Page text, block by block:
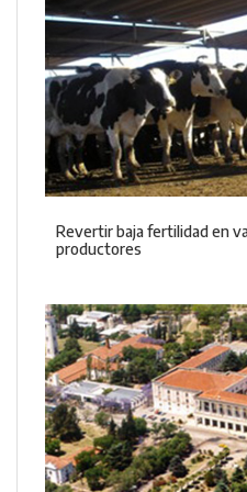
Revertir baja fertilidad en
productores